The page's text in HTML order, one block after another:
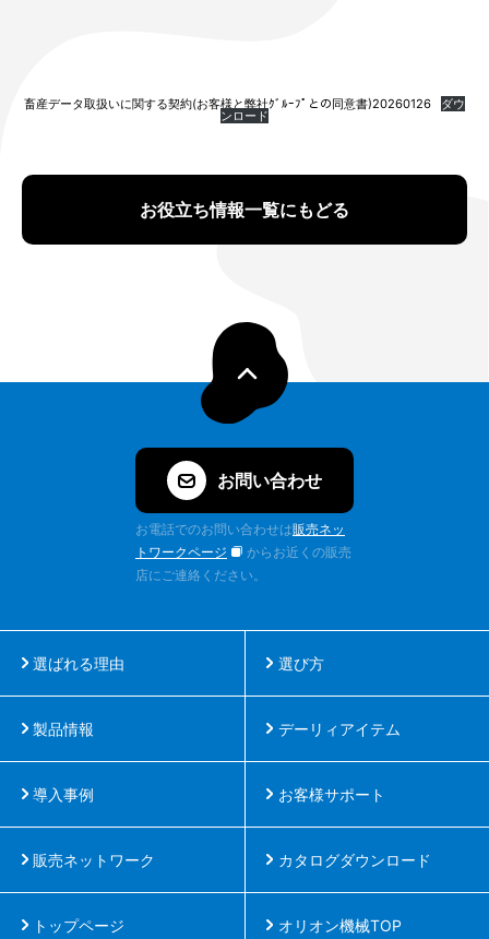
畜産データ取扱いに関する契約(お客様と弊社ｸﾞﾙｰﾌﾟとの同意書)20260126 ダウ
ンロード
お役立ち情報一覧にもどる
お問い合わせ
お電話でのお問い合わせは販売ネッ
トワークページ
からお近くの販売
店にご連絡ください。
選ばれる理由 選び方
製品情報 デーリィアイテム
導入事例 お客様サポート
販売ネットワーク カタログダウンロード
トップページ オリオン機械TOP